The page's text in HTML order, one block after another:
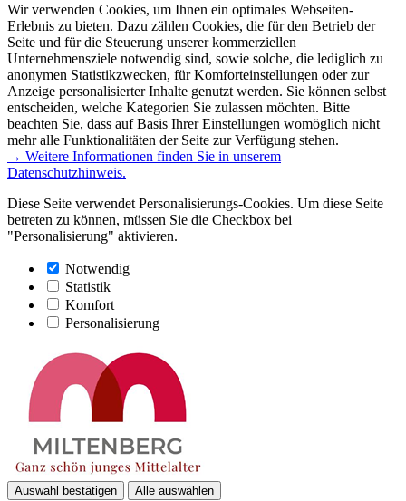
Wir verwenden Cookies, um Ihnen ein optimales Webseiten-
Erlebnis zu bieten. Dazu zählen Cookies, die für den Betrieb der
Seite und für die Steuerung unserer kommerziellen
Unternehmensziele notwendig sind, sowie solche, die lediglich zu
anonymen Statistikzwecken, für Komforteinstellungen oder zur
Anzeige personalisierter Inhalte genutzt werden. Sie können selbst
entscheiden, welche Kategorien Sie zulassen möchten. Bitte
beachten Sie, dass auf Basis Ihrer Einstellungen womöglich nicht
mehr alle Funktionalitäten der Seite zur Verfügung stehen.
→ Weitere Informationen finden Sie in unserem
Datenschutzhinweis.
Diese Seite verwendet Personalisierungs-Cookies. Um diese Seite
betreten zu können, müssen Sie die Checkbox bei
"Personalisierung" aktivieren.
Notwendig
Statistik
Komfort
Personalisierung
Auswahl bestätigen Alle auswählen